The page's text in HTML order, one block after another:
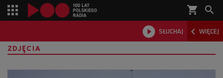
shopping_cart 
 SŁUCHAJ  WIĘCEJ

ZDJĘCIA